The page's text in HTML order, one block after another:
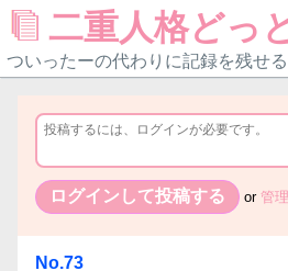
二重人格どっ
ついったーの代わりに記録を残せ
or 管
No.73